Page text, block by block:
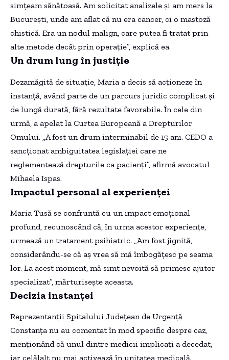
simțeam sănătoasă. Am solicitat analizele și am mers la
București, unde am aflat că nu era cancer, ci o mastoză
chistică. Era un nodul malign, care putea fi tratat prin
alte metode decât prin operație”, explică ea.
Un drum lung în justiție
Dezamăgită de situație, Maria a decis să acționeze în
instanță, având parte de un parcurs juridic complicat și
de lungă durată, fără rezultate favorabile. În cele din
urmă, a apelat la Curtea Europeană a Drepturilor
Omului. „A fost un drum interminabil de 15 ani. CEDO a
sancționat ambiguitatea legislației care ne
reglementează drepturile ca pacienți”, afirmă avocatul
Mihaela Ispas.
Impactul personal al experienței
Maria Tusă se confruntă cu un impact emoțional
profund, recunoscând că, în urma acestor experiențe,
urmează un tratament psihiatric. „Am fost jignită,
considerându-se că aș vrea să mă îmbogățesc pe seama
lor. La acest moment, mă simt nevoită să primesc ajutor
specializat”, mărturisește aceasta.
Decizia instanței
Reprezentanții Spitalului Județean de Urgență
Constanța nu au comentat în mod specific despre caz,
menționând că unul dintre medicii implicați a decedat,
iar celălalt nu mai activează în unitatea medicală.